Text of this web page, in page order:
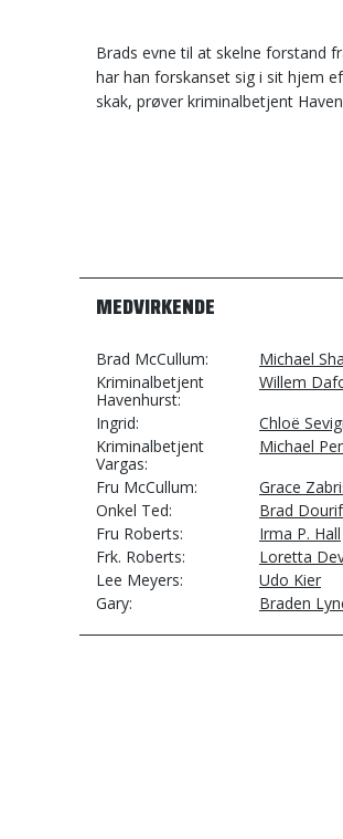
Brads evne til at skelne forstand
har han forskanset sig i sit hjem
skak, prøver kriminalbetjent
MEDVIRKENDE
Brad McCullum
Michael
Kriminalbetjent
Havenhurst
Willem
Ingrid
Chloë
Kriminalbetjent
Vargas
Michael
Fru McCullum
Grace
Onkel Ted
Brad Dourif
Fru Roberts
Irma P. Hall
Frk. Roberts
Loretta
Lee Meyers
Udo Kier
Gary
Braden